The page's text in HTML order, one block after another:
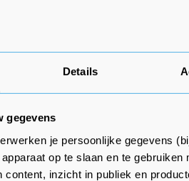
Details
gegevens
je persoonlijke gegevens
op te slaan en te
content, inzicht in publiek en